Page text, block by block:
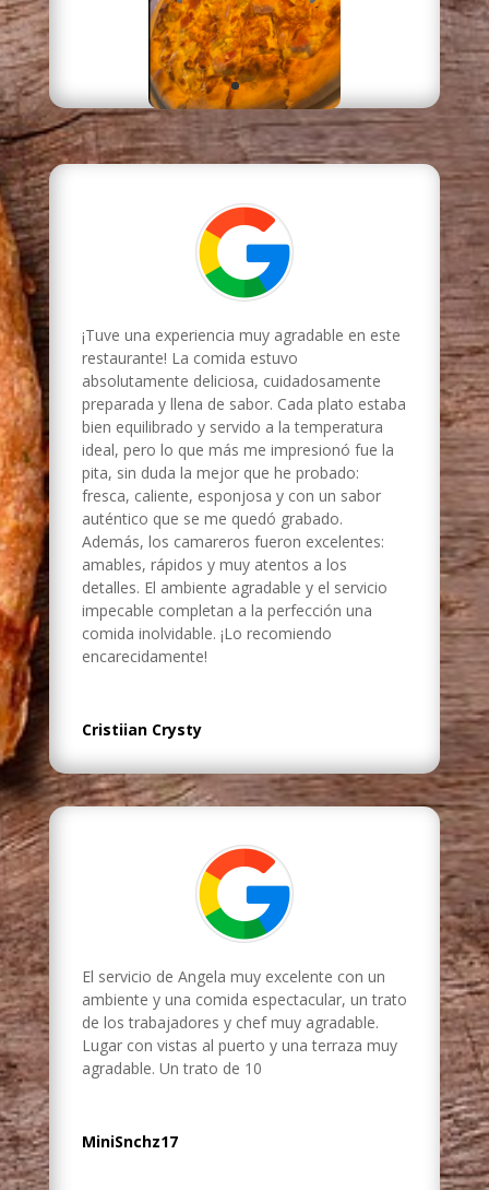
¡Tuve una experiencia muy agradable en este
restaurante! La comida estuvo
absolutamente deliciosa, cuidadosamente
preparada y llena de sabor. Cada plato estaba
bien equilibrado y servido a la temperatura
ideal, pero lo que más me impresionó fue la
pita, sin duda la mejor que he probado:
fresca, caliente, esponjosa y con un sabor
auténtico que se me quedó grabado.
Además, los camareros fueron excelentes:
amables, rápidos y muy atentos a los
detalles. El ambiente agradable y el servicio
impecable completan a la perfección una
comida inolvidable. ¡Lo recomiendo
encarecidamente!
Cristiian Crysty
El servicio de Angela muy excelente con un
ambiente y una comida espectacular, un trato
de los trabajadores y chef muy agradable.
Lugar con vistas al puerto y una terraza muy
agradable. Un trato de 10
MiniSnchz17